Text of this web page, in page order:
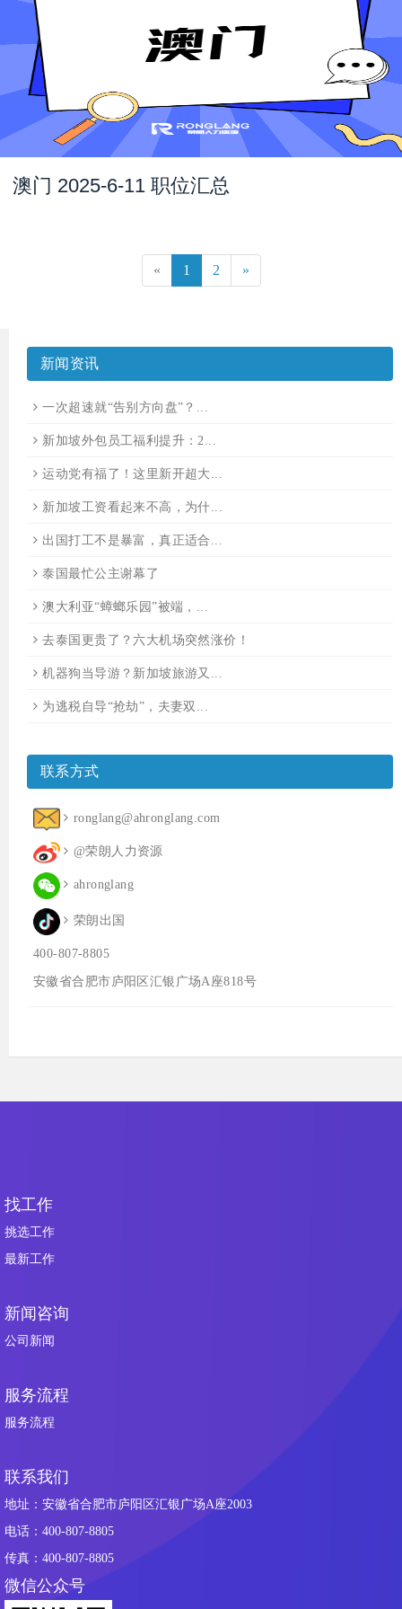
澳门 2025-6-11 职位汇总
« 1 2 »
新闻资讯
一次超速就“告别方向盘”？...
新加坡外包员工福利提升：2...
运动党有福了！这里新开超大...
新加坡工资看起来不高，为什...
出国打工不是暴富，真正适合...
泰国最忙公主谢幕了
澳大利亚“蟑螂乐园”被端，...
去泰国更贵了？六大机场突然涨价！
机器狗当导游？新加坡旅游又...
为逃税自导“抢劫”，夫妻双...
联系方式
ronglang@ahronglang.com
@荣朗人力资源
ahronglang
荣朗出国
400-807-8805
安徽省合肥市庐阳区汇银广场A座818号
找工作
挑选工作
最新工作
新闻咨询
公司新闻
服务流程
服务流程
联系我们
地址：安徽省合肥市庐阳区汇银广场A座2003
电话：400-807-8805
传真：400-807-8805
微信公众号